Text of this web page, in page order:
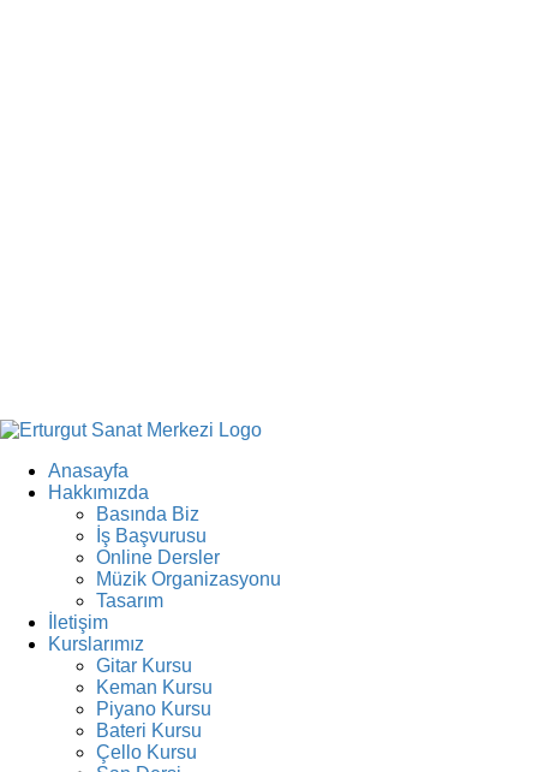
Anasayfa
Hakkımızda
Basında Biz
İş Başvurusu
Online Dersler
Müzik Organizasyonu
Tasarım
İletişim
Kurslarımız
Gitar Kursu
Keman Kursu
Piyano Kursu
Bateri Kursu
Çello Kursu